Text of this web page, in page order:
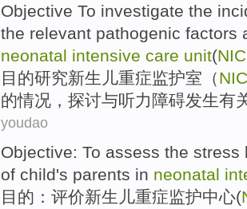
Objective To investigate the
the relevant pathogenic factors
neonatal intensive care unit(
目的研究新生儿重症监护室（
的情况，探讨与听力障碍发生有
youdao
Objective: To assess the stress
of child's parents in neonatal
目的 ： 评价新生儿重症监护中心(